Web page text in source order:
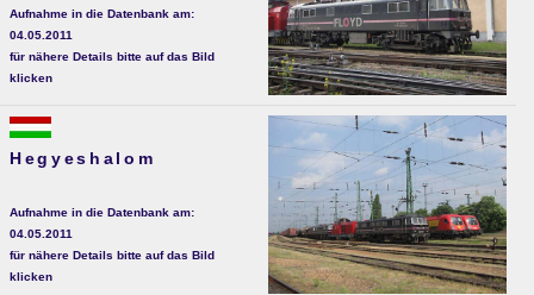
Aufnahme in die Datenbank am:
04.05.2011
für nähere Details bitte auf das Bild
klicken
Hegyeshalom
Aufnahme in die Datenbank am:
04.05.2011
für nähere Details bitte auf das Bild
klicken